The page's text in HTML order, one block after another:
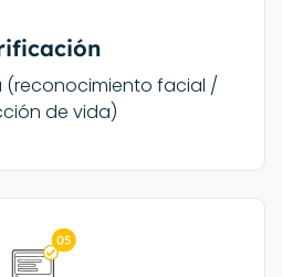
(reconocimiento facial /
de vida)